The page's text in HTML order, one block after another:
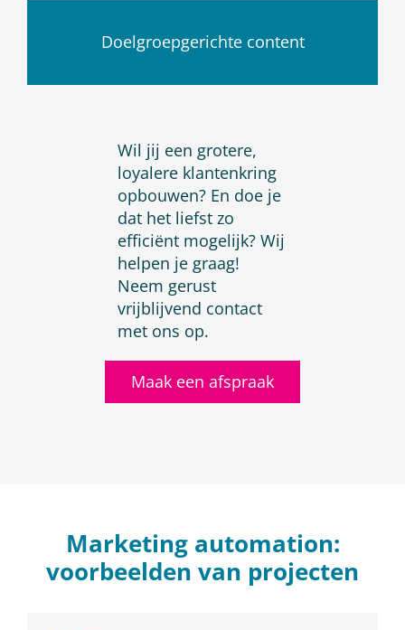
Doelgroepgerichte content
Wil jij een grotere,
loyalere klantenkring
opbouwen? En doe je
dat het liefst zo
efficiënt mogelijk? Wij
helpen je graag!
Neem gerust
vrijblijvend contact
met ons op.
Maak een afspraak
Marketing automation:
voorbeelden van projecten